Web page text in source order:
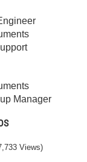
Manager
Views)